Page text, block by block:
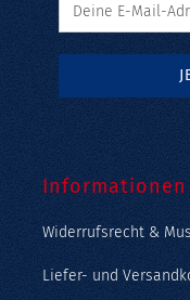
Informationen
Widerrufsrecht &
Liefer- und